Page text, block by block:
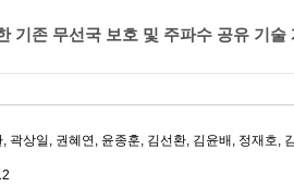
기존 무선국 보호 및 주파수 공유 기술
, 곽상일 , 권혜연 , 윤종훈, 김선환, 김윤배 , 정재호,